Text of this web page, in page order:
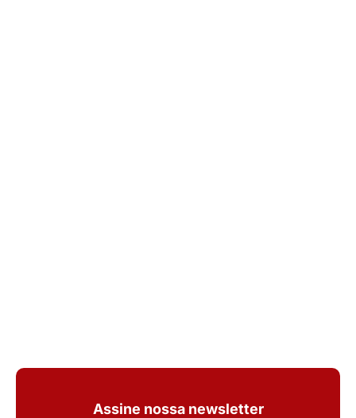
Assine nossa newsletter